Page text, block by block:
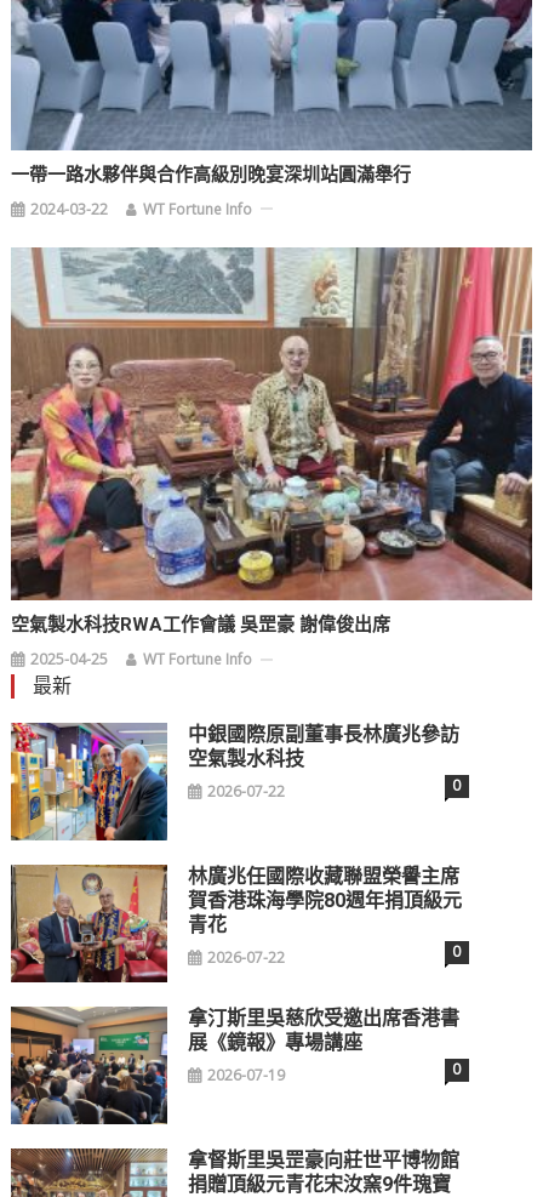
一帶一路水夥伴與合作高級別晚宴深圳站圓滿舉行
2024-03-22 WT Fortune Info
空氣製水科技RWA工作會議 吳罡豪 謝偉俊出席
2025-04-25 WT Fortune Info
最新
中銀國際原副董事長林廣兆參訪
空氣製水科技
2026-07-22 0
林廣兆任國際收藏聯盟榮譽主席
賀香港珠海學院80週年捐頂級元
青花
2026-07-22 0
拿汀斯里吳慈欣受邀出席香港書
展《鏡報》專場講座
2026-07-19 0
拿督斯里吳罡豪向莊世平博物館
捐贈頂級元青花宋汝窯9件瑰寶